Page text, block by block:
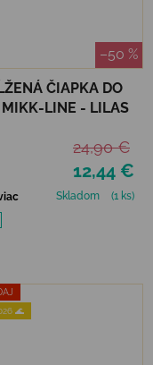
–50 %
ČIAPKA DO
VODY MIKK-LINE - LILAS
12,44 €
24,90 €
Skladom
(1 ks)
🌊